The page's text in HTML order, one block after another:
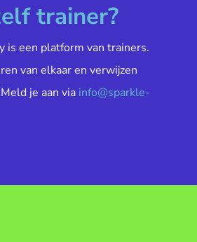
trainer?
is een platform van trainers.
van elkaar en verwijzen
je aan via info@sparkle-